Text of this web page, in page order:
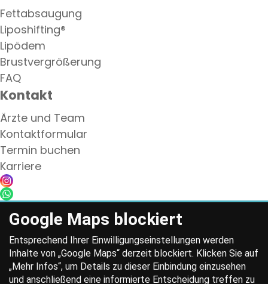
Fettabsaugung
Liposhifting®
Lipödem
Brustvergrößerung
FAQ
Kontakt
Ärzte und Team
Kontaktformular
Termin buchen
Karriere